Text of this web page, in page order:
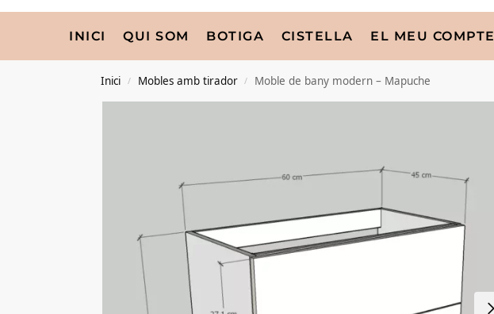
INICI QUI SOM BOTIGA CISTELLA EL MEU COMPTE
Inici / Mobles amb tirador / Moble de bany modern – Mapuche